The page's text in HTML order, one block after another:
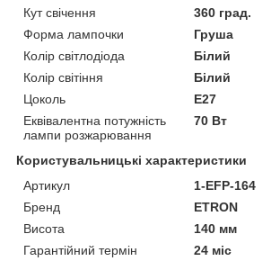
Кут свічення
360 град.
Форма лампочки
Груша
Колір світлодіода
Білий
Колір світіння
Білий
Цоколь
E27
Еквівалентна потужність
лампи розжарювання
70 Вт
Користувальницькі характеристики
Артикул
1-EFP-164
Бренд
ETRON
Висота
140 мм
Гарантійний термін
24 міс